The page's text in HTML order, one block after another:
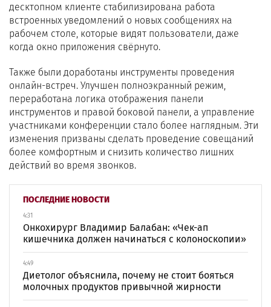
ПОСЛЕДНИЕ НОВОСТИ
4:31
Онкохирург Владимир Балабан: «Чек-ап
кишечника должен начинаться с колоноскопии»
4:49
Диетолог объяснила, почему не стоит бояться
молочных продуктов привычной жирности
десктопном клиенте стабилизирована работа
встроенных уведомлений о новых сообщениях на
рабочем столе, которые видят пользователи, даже
когда окно приложения свёрнуто.
Также были доработаны инструменты проведения
онлайн-встреч. Улучшен полноэкранный режим,
переработана логика отображения панели
инструментов и правой боковой панели, а управление
участниками конференции стало более наглядным. Эти
изменения призваны сделать проведение совещаний
более комфортным и снизить количество лишних
действий во время звонков.